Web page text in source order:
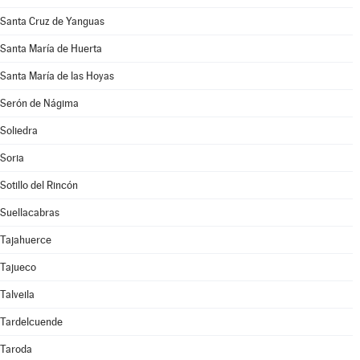
Santa Cruz de Yanguas
Santa María de Huerta
Santa María de las Hoyas
Serón de Nágima
Soliedra
Soria
Sotillo del Rincón
Suellacabras
Tajahuerce
Tajueco
Talveila
Tardelcuende
Taroda